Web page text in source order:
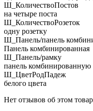
Ш_КоличествоПостов
на четыре поста
Ш_КоличествоРозеток
одну розетку
Ш_Панель/панель
Панель комбинированная
Ш_Панель/рамку
панель комбинированную
Ш_ЦветРодПадеж
белого цвета
Нет отзывов об этом